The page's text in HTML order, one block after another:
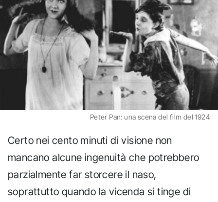
Peter Pan: una scena del film del 1924
Certo nei cento minuti di visione non
mancano alcune ingenuità che potrebbero
parzialmente far storcere il naso,
soprattutto quando la vicenda si tinge di